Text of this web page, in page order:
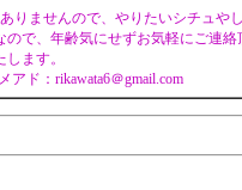
りませんので、やりたいシチュや
で、年齢気にせずお気軽にご連絡
ます。
アド：rikawata6＠gmail.com